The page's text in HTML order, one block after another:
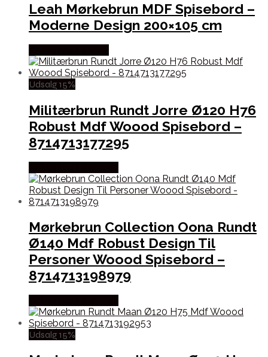
Leah Mørkebrun MDF Spisebord –
Moderne Design 200×105 cm
Udsalg 15%
Militærbrun Rundt Jorre Ø120 H76
Robust Mdf Woood Spisebord –
8714713177295
Mørkebrun Collection Oona Rundt
Ø140 Mdf Robust Design Til
Personer Woood Spisebord –
8714713198979
Udsalg 15%